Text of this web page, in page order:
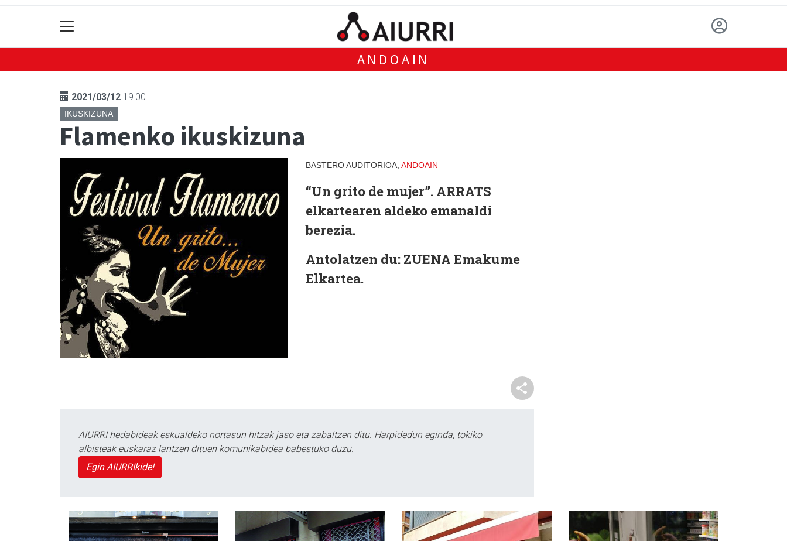
ANDOAIN
2021/03/12 19:00
IKUSKIZUNA
Flamenko ikuskizuna
BASTERO AUDITORIOA, ANDOAIN
“Un grito de mujer”. ARRATS
elkartearen aldeko emanaldi
berezia.
Antolatzen du: ZUENA Emakume
Elkartea.
AIURRI hedabideak eskualdeko nortasun hitzak jaso eta zabaltzen ditu. Harpidedun eginda, tokiko
albisteak euskaraz lantzen dituen komunikabidea babestuko duzu.
Egin AIURRIkide!